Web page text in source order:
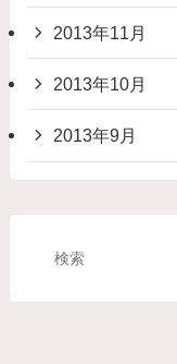
2013年11月
2013年10月
2013年9月